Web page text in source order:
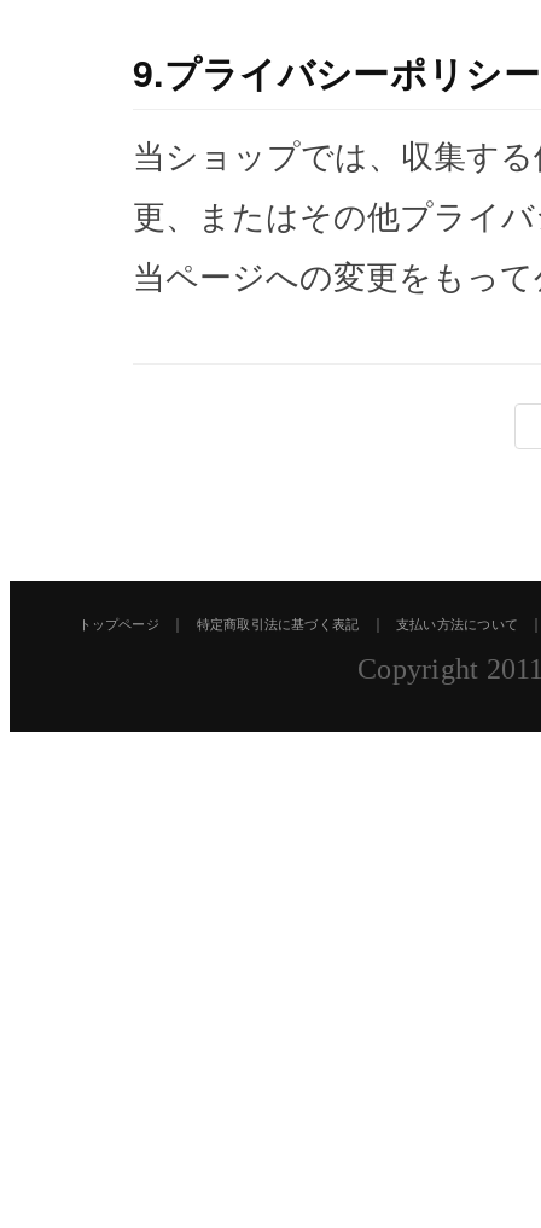
9.プライバシーポリシ
当ショップでは、収集す
更、またはその他プライ
当ページへの変更をもっ
トップページ 特定商取引法に基づく表記 支払い方法について
Copyright